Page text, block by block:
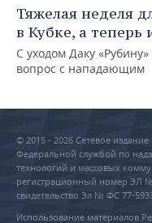
Тяжелая неделя
в Кубке, а теперь
С уходом Даку
вопрос с нападающим
© 2015 - 2026 Сетевое
Федеральной службой по
технологий и массовых
регистрационный номер ЭЛ №
свидетельство Эл № ФС 77-
Использование материалов